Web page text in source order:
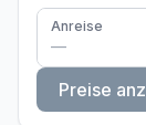
Anreise
—
Preise